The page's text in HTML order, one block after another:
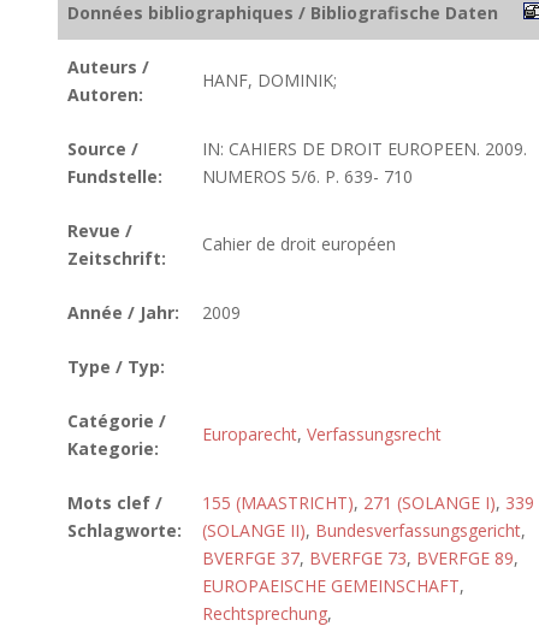
Données bibliographiques / Bibliografische Daten
Auteurs /
Autoren:
HANF, DOMINIK;
Source /
Fundstelle:
IN: CAHIERS DE DROIT EUROPEEN. 2009.
NUMEROS 5/6. P. 639- 710
Revue /
Zeitschrift:
Cahier de droit européen
Année / Jahr: 2009
Type / Typ:
Catégorie /
Kategorie:
Europarecht, Verfassungsrecht
Mots clef /
Schlagworte:
155 (MAASTRICHT), 271 (SOLANGE I), 339
(SOLANGE II), Bundesverfassungsgericht,
BVERFGE 37, BVERFGE 73, BVERFGE 89,
EUROPAEISCHE GEMEINSCHAFT,
Rechtsprechung,